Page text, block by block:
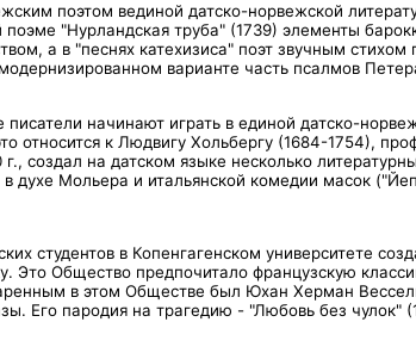
поэтом вединой датско-норвежской
"Нурландская труба" (1739) элементы
а в "песнях катехизиса" поэт звучным
варианте часть псалмов
писатели начинают играть в единой датско-
относится к Людвигу Хольбергу (1684-1754),
создал на датском языке несколько
духе Мольера и итальянской комедии масок
студентов в Копенгагенском университете
Это Общество предпочитало французскую
в этом Обществе был Юхан Херман
Его пародия на трагедию - "Любовь без чулок"